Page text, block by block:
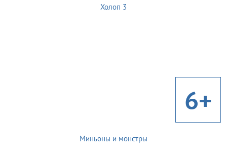
Холоп 3
6+
Миньоны и монстры